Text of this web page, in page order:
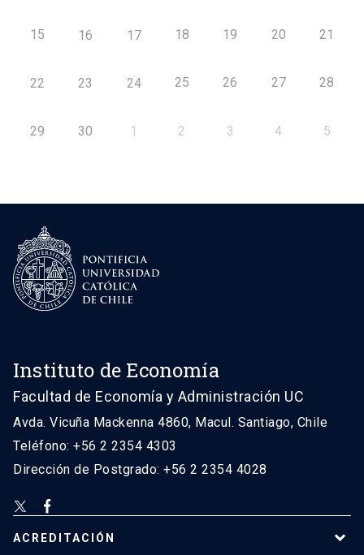
15 16 17 18 19 20 21
22 23 24 25 26 27 28
29 30 1 2 3 4 5
Instituto de Economía
Facultad de Economía y Administración UC
Avda. Vicuña Mackenna 4860, Macul. Santiago, Chile
Teléfono: +56 2 2354 4303
Dirección de Postgrado: +56 2 2354 4028
ACREDITACIÓN